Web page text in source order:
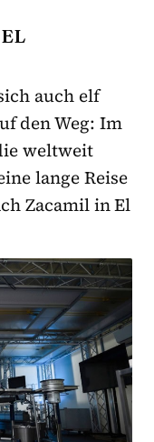
auch elf
den Weg: Im
weltweit
lange Reise
Zacamil in El